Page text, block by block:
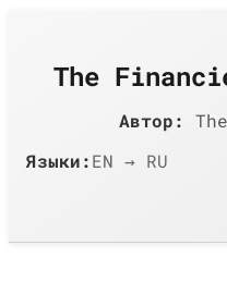
The
Автор:
Языки:EN → RU